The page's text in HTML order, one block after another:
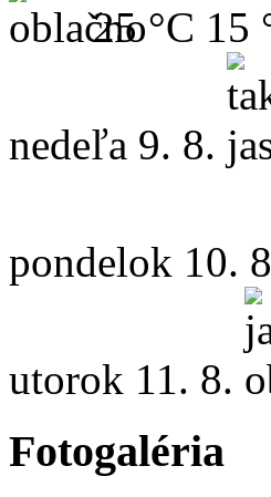
25 °C 15
nedeľa 9. 8.
pondelok 10.
utorok 11. 8.
Fotogaléria